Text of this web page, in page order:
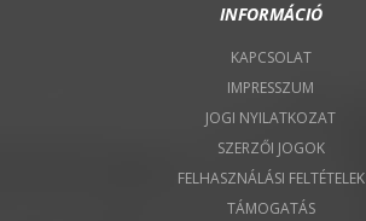
INFORMÁCIÓ
KAPCSOLAT
IMPRESSZUM
JOGI NYILATKOZAT
SZERZŐI JOGOK
FELHASZNÁLÁSI FELTÉTELEK
TÁMOGATÁS